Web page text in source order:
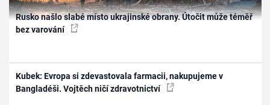
Rusko našlo slabé místo ukrajinské obrany. Útočit může téměř
bez varování
Kubek: Evropa si zdevastovala farmacii, nakupujeme v
Bangladéši. Vojtěch ničí zdravotnictví